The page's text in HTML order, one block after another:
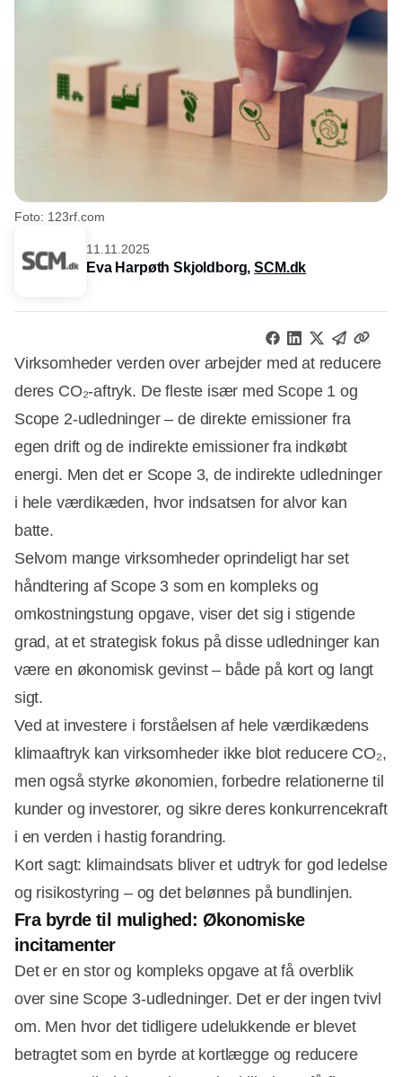
Foto: 123rf.com
11.11.2025
Eva Harpøth Skjoldborg,SCM.dk
Virksomheder verden over arbejder med at reducere
deres CO₂-aftryk. De fleste især med Scope 1 og
Scope 2-udledninger – de direkte emissioner fra
egen drift og de indirekte emissioner fra indkøbt
energi. Men det er Scope 3, de indirekte udledninger
i hele værdikæden, hvor indsatsen for alvor kan
batte.
Selvom mange virksomheder oprindeligt har set
håndtering af Scope 3 som en kompleks og
omkostningstung opgave, viser det sig i stigende
grad, at et strategisk fokus på disse udledninger kan
være en økonomisk gevinst – både på kort og langt
sigt.
Ved at investere i forståelsen af hele værdikædens
klimaaftryk kan virksomheder ikke blot reducere CO₂,
men også styrke økonomien, forbedre relationerne til
kunder og investorer, og sikre deres konkurrencekraft
i en verden i hastig forandring.
Kort sagt: klimaindsats bliver et udtryk for god ledelse
og risikostyring – og det belønnes på bundlinjen.
Fra byrde til mulighed: Økonomiske
incitamenter
Det er en stor og kompleks opgave at få overblik
over sine Scope 3-udledninger. Det er der ingen tvivl
om. Men hvor det tidligere udelukkende er blevet
betragtet som en byrde at kortlægge og reducere